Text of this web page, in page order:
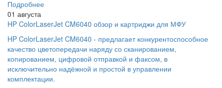
Подробнее
01 августа
HP ColorLaserJet CM6040 обзор и картриджи для МФУ
HP ColorLaserJet CM6040 - предлагает конкурентоспособное
качество цветопередачи наряду со сканированием,
копированием, цифровой отправкой и факсом, в
исключительно надёжной и простой в управлении
комплектации.